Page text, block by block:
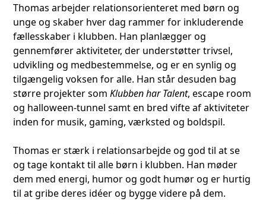
Thomas arbejder relationsorienteret med børn og
unge og skaber hver dag rammer for inkluderende
fællesskaber i klubben. Han planlægger og
gennemfører aktiviteter, der understøtter trivsel,
udvikling og medbestemmelse, og er en synlig og
tilgængelig voksen for alle. Han står desuden bag
større projekter som Klubben har Talent, escape room
og halloween-tunnel samt en bred vifte af aktiviteter
inden for musik, gaming, værksted og boldspil.
Thomas er stærk i relationsarbejde og god til at se
og tage kontakt til alle børn i klubben. Han møder
dem med energi, humor og godt humør og er hurtig
til at gribe deres idéer og bygge videre på dem.